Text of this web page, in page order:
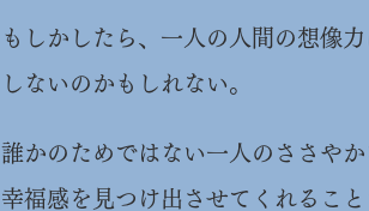
もしかしたら、一人の人間の想像
しないのかもしれない。
誰かのためではない一人のささや
幸福感を見つけ出させてくれること